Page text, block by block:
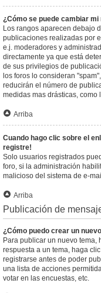
¿Cómo se puede cambiar mi
Los rangos aparecen debajo
publicaciones realizadas por
e.j. moderadores y
directamente ya que está
de sus privilegios de
los foros lo consideran
reducirán el número de
medidas mas drásticas, como
Arriba
Cuando hago clic sobre el
registre!
Solo usuarios registrados
foro, si la administración
malicioso del sistema de e-
Arriba
Publicación de
¿Cómo puedo crear un
Para publicar un nuevo tema,
respuesta a un tema, haga
registrarse antes de poder
una lista de acciones
votar en las encuestas, etc.